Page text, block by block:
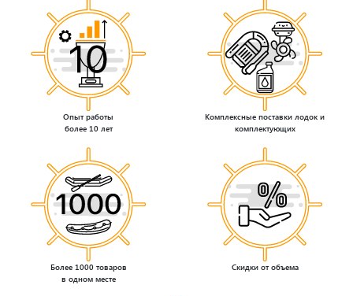
Опыт работы
более 10 лет
Комплексные поставки лодок и
комплектующих
Более 1000 товаров
в одном месте
Скидки от объема